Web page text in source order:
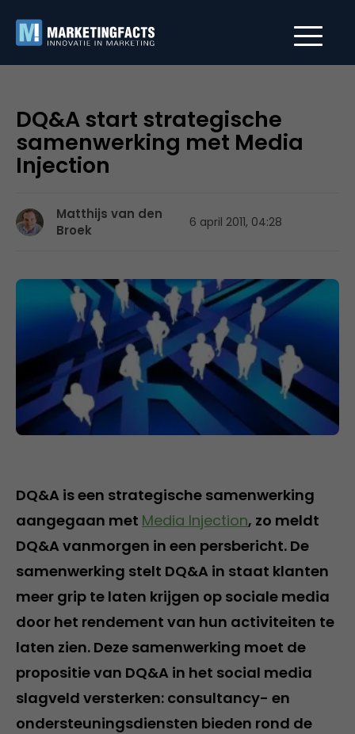
DQ&A start strategische
samenwerking met Media
Injection
Matthijs van den
Broek
6 april 2011, 04:28
DQ&A is een strategische samenwerking
aangegaan met Media Injection, zo meldt
DQ&A vanmorgen in een persbericht. De
samenwerking stelt DQ&A in staat klanten
meer grip te laten krijgen op sociale media
door het rendement van hun activiteiten te
laten zien. Deze samenwerking moet de
propositie van DQ&A in het social media
slagveld versterken: consultancy- en
ondersteuningsdiensten bieden rond de